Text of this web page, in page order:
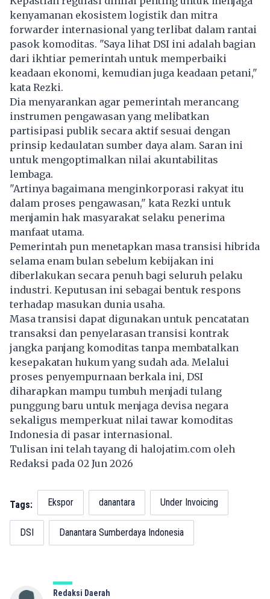
kenyamanan ekosistem logistik dan mitra
forwarder internasional yang terlibat dalam rantai
pasok komoditas. "Saya lihat DSI ini adalah bagian
dari ikhtiar pemerintah untuk memperbaiki
keadaan ekonomi, kemudian juga keadaan petani,"
kata Rezki.
Dia menyarankan agar pemerintah merancang
instrumen pengawasan yang melibatkan
partisipasi publik secara aktif sesuai dengan
prinsip kedaulatan sumber daya alam. Saran ini
untuk mengoptimalkan nilai akuntabilitas
lembaga.
"Artinya bagaimana menginkorporasi rakyat itu
dalam proses pengawasan," kata Rezki untuk
menjamin hak masyarakat selaku penerima
manfaat utama.
Pemerintah pun menetapkan masa transisi hibrida
selama enam bulan sebelum kebijakan ini
diberlakukan secara penuh bagi seluruh pelaku
industri. Keputusan ini sebagai bentuk respons
terhadap masukan dunia usaha.
Masa transisi dapat digunakan untuk pencatatan
transaksi dan penyelarasan transisi kontrak
jangka panjang komoditas tanpa membatalkan
kesepakatan hukum yang sudah ada. Melalui
proses penyempurnaan berkala ini, DSI
diharapkan mampu tumbuh menjadi tulang
punggung baru untuk menjaga devisa negara
sekaligus memperkuat nilai tawar komoditas
Indonesia di pasar internasional.
Tulisan ini telah tayang di halojatim.com oleh
Redaksi pada 02 Jun 2026
Tags: Ekspor danantara Under Invoicing
DSI Danantara Sumberdaya Indonesia
Redaksi Daerah